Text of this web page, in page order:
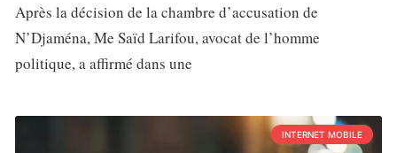
Après la décision de la chambre d’accusation de
N’Djaména, Me Saïd Larifou, avocat de l’homme
politique, a affirmé dans une
INTERNET MOBILE